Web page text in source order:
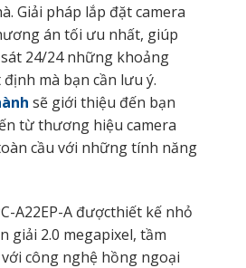
Giải pháp lắp đặt camera
án tối ưu nhất, giúp
24/24 những khoảng
mà bạn cần lưu ý.
sẽ giới thiệu đến bạn
từ thương hiệu camera
cầu với những tính năng
A22EP-A đượcthiết kế nhỏ
giải 2.0 megapixel, tầm
công nghệ hồng ngoại